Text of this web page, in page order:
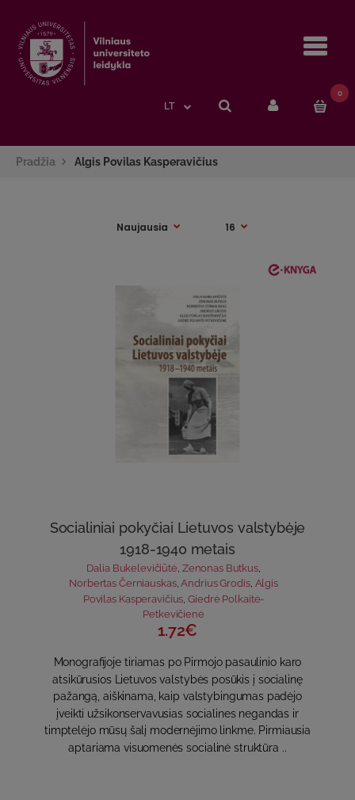
LT
0
Pradžia Algis Povilas Kasperavičius
Socialiniai pokyčiai Lietuvos valstybėje
1918-1940 metais
Dalia Bukelevičiūtė Zenonas Butkus,
Norbertas Černiauskas,Andrius Grodis, Algis
Povilas Kasperavičius ,Giedrė Polkaitė-
Petkevičienė
1.72€
Monografijoje tiriamas po Pirmojo pasaulinio karo
atsikūrusios Lietuvos valstybės posūkis į socialinę
pažangą, aiškinama, kaip valstybingumas padėjo
įveikti užsikonservavusias socialines negandas ir
timptelėjo mūsų šalį modernėjimo linkme. Pirmiausia
aptariama visuomenės socialinė struktūra ..